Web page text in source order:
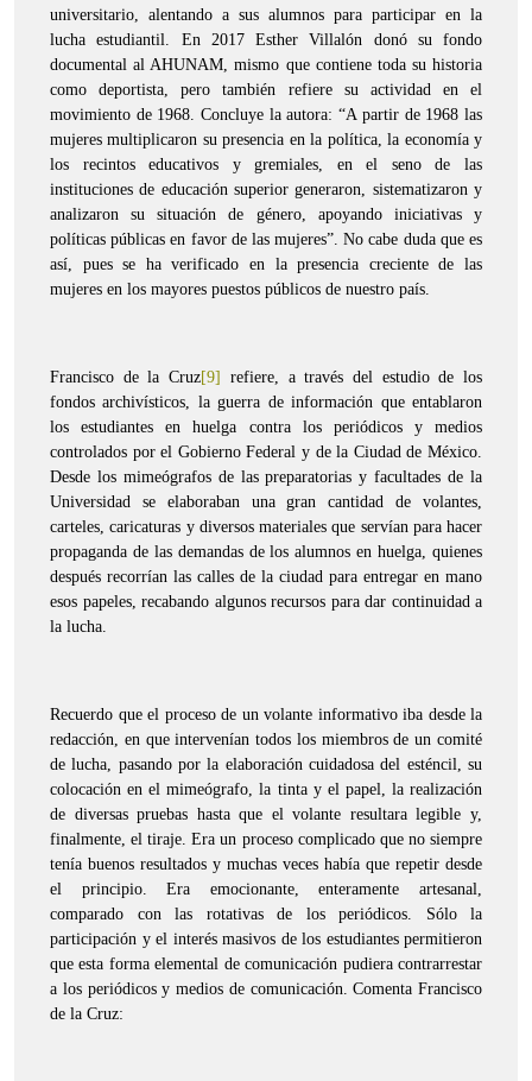
universitario, alentando a sus alumnos para participar en la
lucha estudiantil. En 2017 Esther Villalón donó su fondo
documental al AHUNAM, mismo que contiene toda su historia
como deportista, pero también refiere su actividad en el
movimiento de 1968. Concluye la autora: “A partir de 1968 las
mujeres multiplicaron su presencia en la política, la economía y
los recintos educativos y gremiales, en el seno de las
instituciones de educación superior generaron, sistematizaron y
analizaron su situación de género, apoyando iniciativas y
políticas públicas en favor de las mujeres”. No cabe duda que es
así, pues se ha verificado en la presencia creciente de las
mujeres en los mayores puestos públicos de nuestro país.
Francisco de la Cruz[9]
refiere, a través del estudio de los
fondos archivísticos, la guerra de información que entablaron
los estudiantes en huelga contra los periódicos y medios
controlados por el Gobierno Federal y de la Ciudad de México.
Desde los mimeógrafos de las preparatorias y facultades de la
Universidad se elaboraban una gran cantidad de volantes,
carteles, caricaturas y diversos materiales que servían para hacer
propaganda de las demandas de los alumnos en huelga, quienes
después recorrían las calles de la ciudad para entregar en mano
esos papeles, recabando algunos recursos para dar continuidad a
la lucha.
Recuerdo que el proceso de un volante informativo iba desde la
redacción, en que intervenían todos los miembros de un comité
de lucha, pasando por la elaboración cuidadosa del esténcil, su
colocación en el mimeógrafo, la tinta y el papel, la realización
de diversas pruebas hasta que el volante resultara legible y,
finalmente, el tiraje. Era un proceso complicado que no siempre
tenía buenos resultados y muchas veces había que repetir desde
el principio. Era emocionante, enteramente artesanal,
comparado con las rotativas de los periódicos. Sólo la
participación y el interés masivos de los estudiantes permitieron
que esta forma elemental de comunicación pudiera contrarrestar
a los periódicos y medios de comunicación. Comenta Francisco
de la Cruz: